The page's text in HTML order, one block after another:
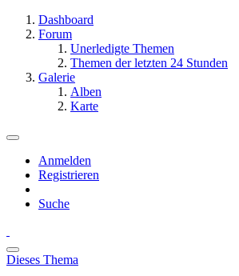
Dashboard
Forum
Unerledigte Themen
Themen der letzten 24 Stunden
Galerie
Alben
Karte
Anmelden
Registrieren
Suche
Dieses Thema